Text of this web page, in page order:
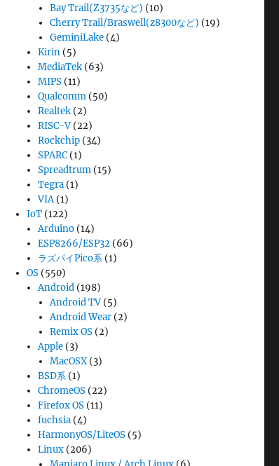
Bay Trail(Z3735など) (10)
Cherry Trail/Braswell(z8300など) (19)
GeminiLake(4)
Kirin (5)
MediaTek (63)
MIPS (11)
Qualcomm (50)
Realtek (2)
RISC-V (22)
Rockchip (34)
SPARC (1)
Spreadtrum (15)
Tegra (1)
VIA(1)
IoT (122)
Arduino (14)
ESP8266/ESP32 (66)
ラズパイPico系 (1)
OS (550)
Android (198)
Android TV(5)
Android Wear(2)
Remix OS(2)
Apple (3)
MacOSX(3)
BSD系 (1)
ChromeOS (22)
Firefox OS (11)
fuchsia (4)
HarmonyOS/LiteOS (5)
Linux (206)